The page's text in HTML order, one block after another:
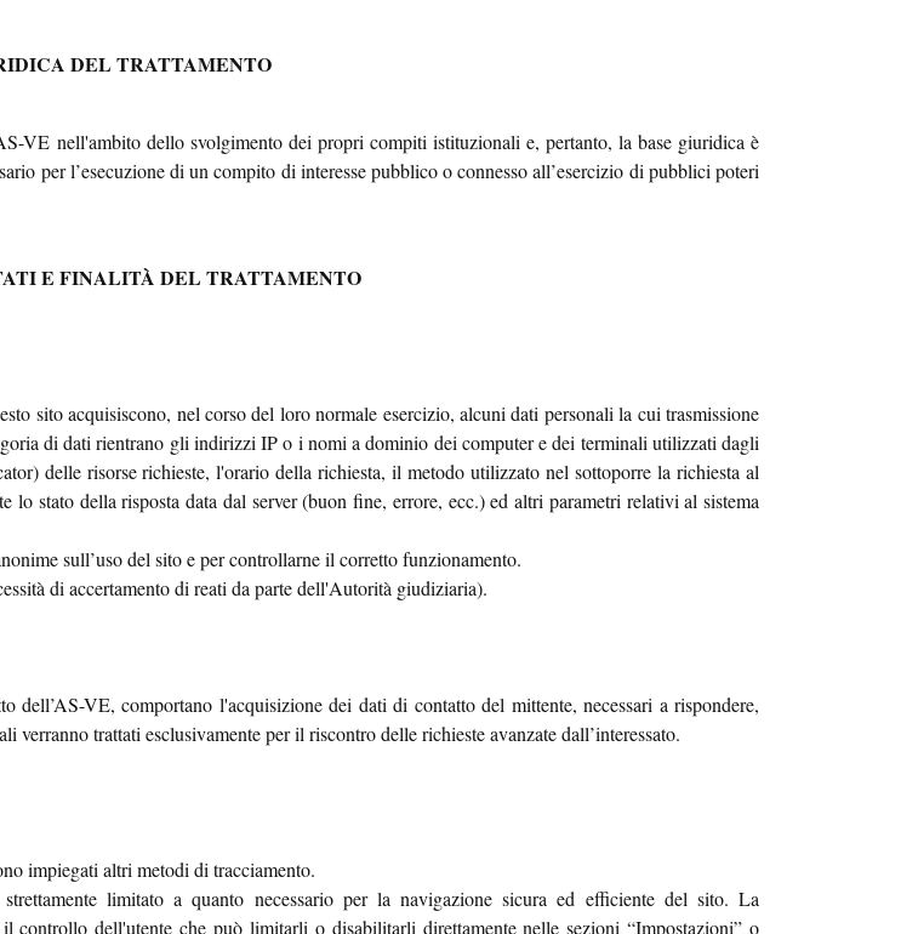
DEL TRATTAMENTO
VE nell'ambito dello svolgimento dei propri compiti istituzionali e, pertanto, la base giuridica è
per l’esecuzione di un compito di interesse pubblico o connesso all’esercizio di pubblici poteri
E FINALITÀ DEL TRATTAMENTO
sito acquisiscono, nel corso del loro normale esercizio, alcuni dati personali la cui trasmissione
di dati rientrano gli indirizzi IP o i nomi a dominio dei computer e dei terminali utilizzati dagli
delle risorse richieste, l'orario della richiesta, il metodo utilizzato nel sottoporre la richiesta al
stato della risposta data dal server (buon fine, errore, ecc.) ed altri parametri relativi al sistema
sull’uso del sito e per controllarne il corretto funzionamento.
di accertamento di reati da parte dell'Autorità giudiziaria).
VE, comportano l'acquisizione dei dati di contatto del mittente, necessari a rispondere,
trattati esclusivamente per il riscontro delle richieste avanzate dall’interessato.
impiegati altri metodi di tracciamento.
limitato a quanto necessario per la navigazione sicura ed efficiente del sito. La
dell'utente che può limitarli o disabilitarli direttamente nelle sezioni “Impostazioni” o